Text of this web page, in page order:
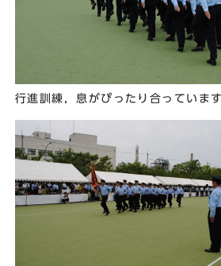
行進訓練，息がぴったり合っています